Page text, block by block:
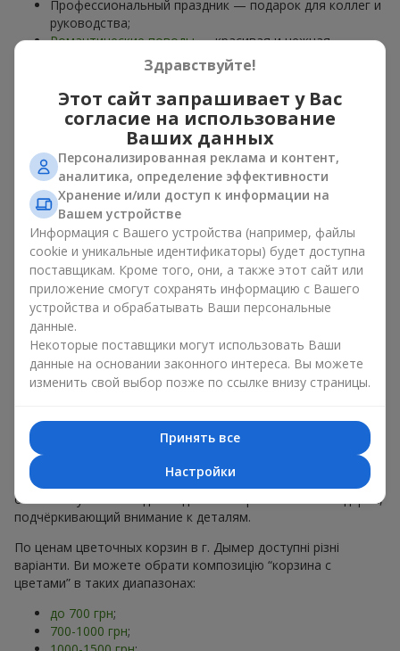
Профессиональный праздник — подарок для коллег и
руководства;
Романтические поводы— красивая и нежная
Корпоративные события— подарок деловому
партнёру.
Цветочная корзина — универсальный подарок для любого
возраста. Стильные ручные композиции позволяют
передать любые эмоции: благодарность, восхищение,
поддержку,любовь
Виды цветочных корзин в г.
Дымер: классика, романтика,
минимализм
Ассортимент цветочных корзин наflowers.uaвключает
варианты на любой вкус:
Классические композиции— сочетанияроз, лилий,
хризантемв строгих формах;
Минималистичные решения— натуральные формы,
акцент на цвет или текстуру.
Есть также
VIP-композиции— роскошные корзины для
особых случаев. Каждое изделие — оригинальный подарок,
подчёркивающий внимание к деталям.
По ценам цветочных корзин в г. Дымер доступні різні
варіанти. Ви можете обрати композицію “корзина с
цветами” в таких диапазонах:
до 700 грн;
700-1000 грн;
Здравствуйте!
Этот сайт запрашивает у Вас
согласие на использование
Ваших данных
Персонализированная реклама и контент,
аналитика, определение эффективности
Хранение и/или доступ к информации на
Вашем устройстве
Информация с Вашего устройства (например, файлы
cookie и уникальные идентификаторы) будет доступна
поставщикам. Кроме того, они, а также этот сайт или
приложение смогут сохранять информацию с Вашего
устройства и обрабатывать Ваши персональные
данные.
Некоторые поставщики могут использовать Ваши
данные на основании законного интереса. Вы можете
изменить свой выбор позже по ссылке внизу страницы.
Принять все
Настройки